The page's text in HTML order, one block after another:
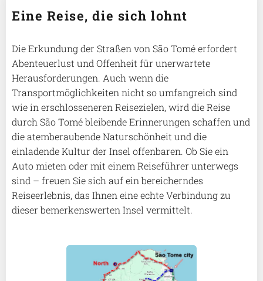
Eine Reise, die sich lohnt
Die Erkundung der Straßen von São Tomé erfordert
Abenteuerlust und Offenheit für unerwartete
Herausforderungen. Auch wenn die
Transportmöglichkeiten nicht so umfangreich sind
wie in erschlosseneren Reisezielen, wird die Reise
durch São Tomé bleibende Erinnerungen schaffen und
die atemberaubende Naturschönheit und die
einladende Kultur der Insel offenbaren. Ob Sie ein
Auto mieten oder mit einem Reiseführer unterwegs
sind – freuen Sie sich auf ein bereicherndes
Reiseerlebnis, das Ihnen eine echte Verbindung zu
dieser bemerkenswerten Insel vermittelt.